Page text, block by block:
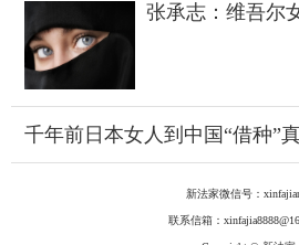
张承志：维吾尔
千年前日本女人到中国“借种”
新法家微信号：
联系信箱：